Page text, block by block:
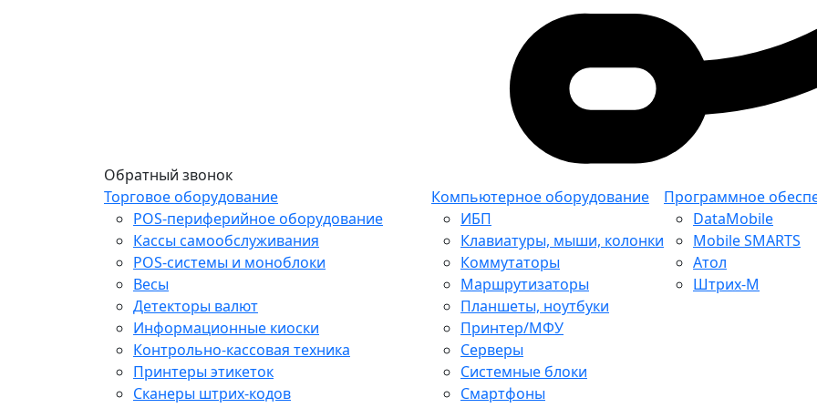
Обратный звонок
Торговое оборудование
POS-периферийное оборудование
Кассы самообслуживания
POS-системы и моноблоки
Весы
Детекторы валют
Информационные киоски
Контрольно-кассовая техника
Принтеры этикеток
Сканеры штрих-кодов
Компьютерное оборудование
ИБП
Клавиатуры, мыши, колонки
Коммутаторы
Маршрутизаторы
Планшеты, ноутбуки
Принтер/МФУ
Серверы
Системные блоки
Смартфоны
Программное
DataMobile
Mobile SMARTS
Атол
Штрих-М